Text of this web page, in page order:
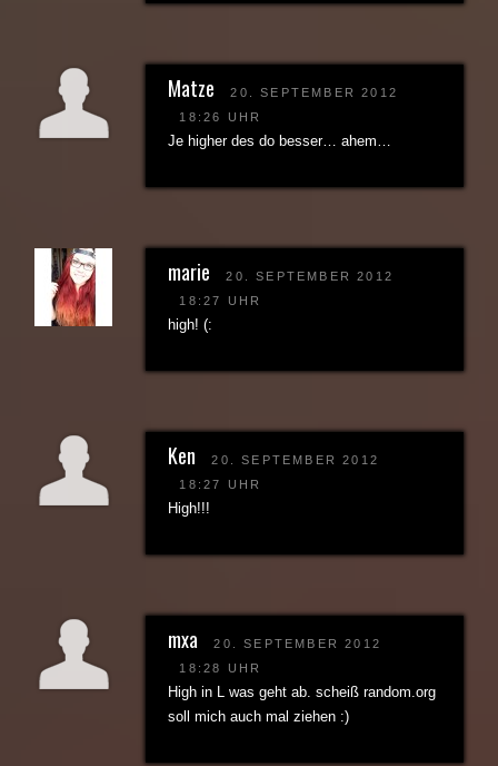
Matze
20. SEPTEMBER 2012
18:26 UHR
Je higher des do besser… ahem…
marie
20. SEPTEMBER 2012
18:27 UHR
high! (:
Ken
20. SEPTEMBER 2012
18:27 UHR
High!!!
mxa
20. SEPTEMBER 2012
18:28 UHR
High in L was geht ab. scheiß random.org
soll mich auch mal ziehen :)